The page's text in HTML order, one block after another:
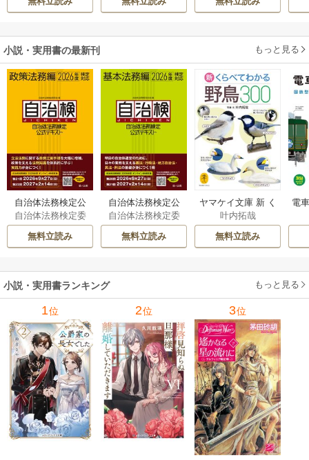
溺愛されています 伝～
小説・実用書の最新刊 もっと見る
自治体法務検定公
式テキスト 政策
法務編 ２０２６
年度検定対応 1巻
自治体法務検定委
員会
無料立読み
自治体法務検定公
式テキスト 基本
法務編 ２０２６
年度検定対応 1巻
自治体法務検定委
員会
無料立読み
ヤマケイ文庫 新 く
らべてわかる野鳥3
00 1巻
叶内拓哉
無料立読み
電
小説・実用書ランキング もっと見る
1位 2位 3位